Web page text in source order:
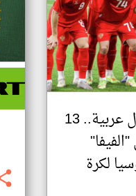
بينهم ممثلو 7 دول عربية.. 13
لكرة